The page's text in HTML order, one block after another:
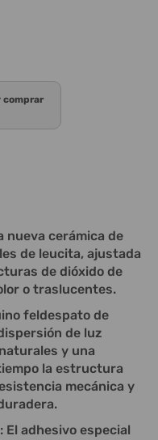
comprar
nueva cerámica de
de leucita, ajustada
de dióxido de
o traslucentes.
feldespato de
de luz
y una
la estructura
mecánica y
adhesivo especial